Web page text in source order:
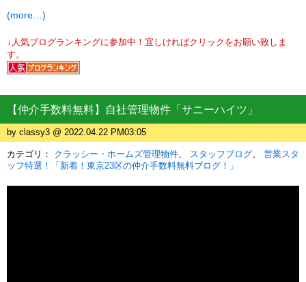
(more…)
↓人気ブログランキングに参加中！宜しければクリックをお願い致しま
す。
【仲介手数料無料】自社管理物件「サニーハイツ」
by classy3 @ 2022.04.22 PM03:05
カテゴリ： クラッシー・ホームズ管理物件 スタッフブログ
営業スタ
ッフ特選！「新着！東京23区の仲介手数料無料ブログ！」